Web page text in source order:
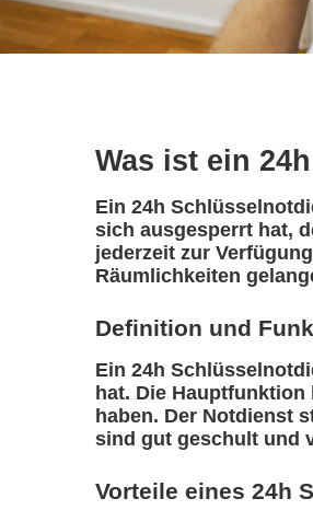
Was ist ein
Ein 24h
sich ausgesperrt hat,
jederzeit zur
Räumlichkeiten
Definition und
Ein 24h
hat. Die
haben. Der Notdienst
sind gut geschult und
Vorteile eines 24h